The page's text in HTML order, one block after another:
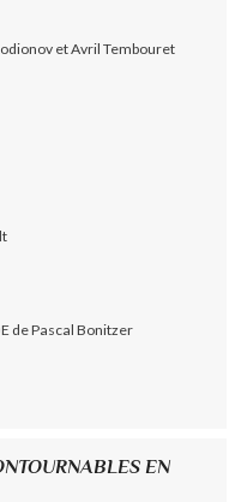
et Avril Tembouret
de Pascal Bonitzer
EN